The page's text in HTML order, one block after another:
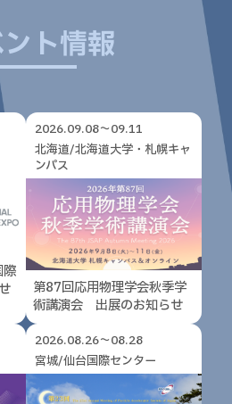
ト情報
2026.09.08～09.11
北海道/北海道大学・札幌キャ
ンパス
第87回応用物理学会秋季学
術講演会 出展のお知らせ
2026.08.26～08.28
宮城/仙台国際センター